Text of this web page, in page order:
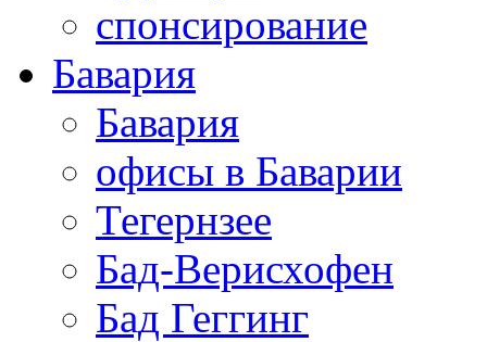
спонсирование
Бавария
Бавария
офисы в Баварии
Тегернзее
Бад-Верисхофен
Бад Геггинг